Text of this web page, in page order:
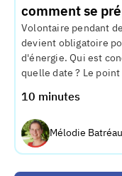
comment se
Volontaire pendant
devient obligatoire
d'énergie. Qui est
quelle date ? Le
10 minutes
Mélodie Batréau